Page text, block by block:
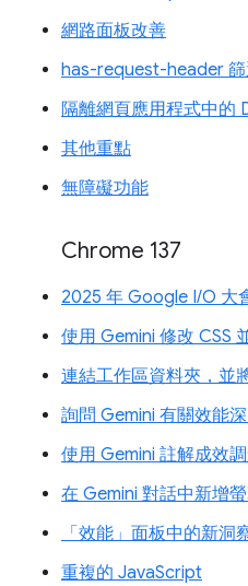
網路面板改善
has-request-header 篩
隔離網頁應用程式中的
其他重點
無障礙功能
Chrome 137
2025 年 Google I/O 大
使用 Gemini 修改 CSS
連結工作區資料夾，並
詢問 Gemini 有關效能
使用 Gemini 註解成效
在 Gemini 對話中新增
「效能」面板中的新洞
重複的 JavaScript